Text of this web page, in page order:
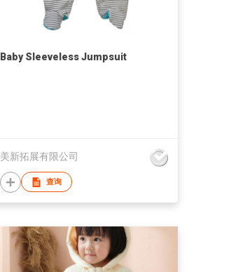
Baby Sleeveless Jumpsuit
美新拓展有限公司
查询